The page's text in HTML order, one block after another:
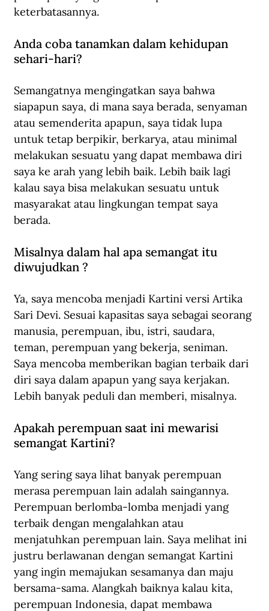
keterbatasannya.
Anda coba tanamkan dalam kehidupan
sehari-hari?
Semangatnya mengingatkan saya bahwa
siapapun saya, di mana saya berada, senyaman
atau semenderita apapun, saya tidak lupa
untuk tetap berpikir, berkarya, atau minimal
melakukan sesuatu yang dapat membawa diri
saya ke arah yang lebih baik. Lebih baik lagi
kalau saya bisa melakukan sesuatu untuk
masyarakat atau lingkungan tempat saya
berada.
Misalnya dalam hal apa semangat itu
diwujudkan ?
Ya, saya mencoba menjadi Kartini versi Artika
Sari Devi. Sesuai kapasitas saya sebagai seorang
manusia, perempuan, ibu, istri, saudara,
teman, perempuan yang bekerja, seniman.
Saya mencoba memberikan bagian terbaik dari
diri saya dalam apapun yang saya kerjakan.
Lebih banyak peduli dan memberi, misalnya.
Apakah perempuan saat ini mewarisi
semangat Kartini?
Yang sering saya lihat banyak perempuan
merasa perempuan lain adalah saingannya.
Perempuan berlomba-lomba menjadi yang
terbaik dengan mengalahkan atau
menjatuhkan perempuan lain. Saya melihat ini
justru berlawanan dengan semangat Kartini
yang ingin memajukan sesamanya dan maju
bersama-sama. Alangkah baiknya kalau kita,
perempuan Indonesia, dapat membawa